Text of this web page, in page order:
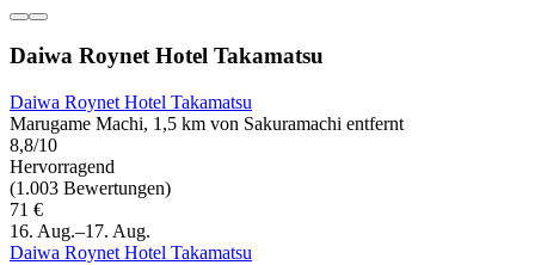
Daiwa Roynet Hotel Takamatsu
Daiwa Roynet Hotel Takamatsu
Marugame Machi, 1,5 km von Sakuramachi entfernt
8,8/10
Hervorragend
(1.003 Bewertungen)
71 €
16. Aug.–17. Aug.
Daiwa Roynet Hotel Takamatsu